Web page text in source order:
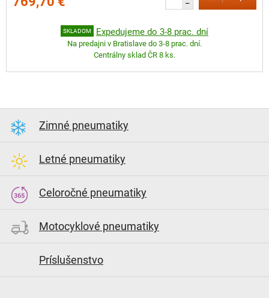
–
SKLADOM Expedujeme do 3-8 prac. dní
Na predajni v Bratislave do 3-8 prac. dní.
Centrálny sklad ČR 8 ks.
Zimné pneumatiky
Letné pneumatiky
Celoročné pneumatiky
Motocyklové pneumatiky
Príslušenstvo